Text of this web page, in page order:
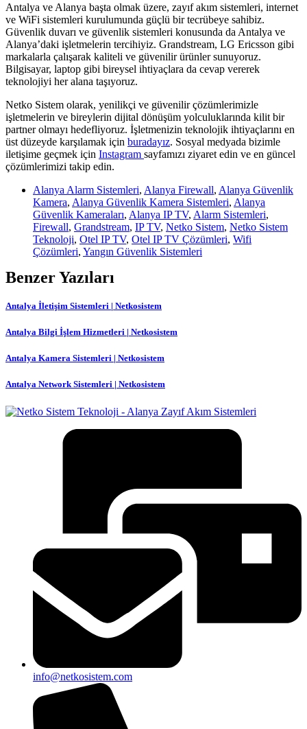
Antalya ve Alanya başta olmak üzere, zayıf akım sistemleri, internet
ve WiFi sistemleri kurulumunda güçlü bir tecrübeye sahibiz.
Güvenlik duvarı ve güvenlik sistemleri konusunda da Antalya ve
Alanya’daki işletmelerin tercihiyiz. Grandstream, LG Ericsson gibi
markalarla çalışarak kaliteli ve güvenilir ürünler sunuyoruz.
Bilgisayar, laptop gibi bireysel ihtiyaçlara da cevap vererek
teknolojiyi her alana taşıyoruz.
Netko Sistem olarak, yenilikçi ve güvenilir çözümlerimizle
işletmelerin ve bireylerin dijital dönüşüm yolculuklarında kilit bir
partner olmayı hedefliyoruz. İşletmenizin teknolojik ihtiyaçlarını en
üst düzeyde karşılamak için buradayız. Sosyal medyada bizimle
iletişime geçmek için Instagram sayfamızı ziyaret edin ve en güncel
çözümlerimizi takip edin.
Alanya Alarm Sistemleri, Alanya Firewall, Alanya Güvenlik
Kamera, Alanya Güvenlik Kamera Sistemleri, Alanya
Güvenlik Kameraları, Alanya IP TV, Alarm Sistemleri,
Firewall, Grandstream, IP TV, Netko Sistem, Netko Sistem
Teknoloji, Otel IP TV, Otel IP TV Çözümleri, Wifi
Çözümleri, Yangın Güvenlik Sistemleri
Benzer Yazıları
Antalya İletişim Sistemleri | Netkosistem
Antalya Bilgi İşlem Hizmetleri | Netkosistem
Antalya Kamera Sistemleri | Netkosistem
Antalya Network Sistemleri | Netkosistem
info@netkosistem.com